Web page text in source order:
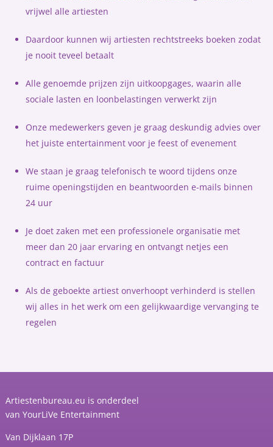
vrijwel alle artiesten
Daardoor kunnen wij artiesten rechtstreeks boeken zodat
je nooit teveel betaalt
Alle genoemde prijzen zijn uitkoopgages, waarin alle
sociale lasten en loonbelastingen verwerkt zijn
Onze medewerkers geven je graag deskundig advies over
het juiste entertainment voor je feest of evenement
We staan je graag telefonisch te woord tijdens onze
ruime openingstijden en beantwoorden e-mails binnen
24 uur
Je doet zaken met een professionele organisatie met
meer dan 20 jaar ervaring en ontvangt netjes een
contract en factuur
Als de geboekte artiest onverhoopt verhinderd is stellen
wij alles in het werk om een gelijkwaardige vervanging te
regelen
Artiestenbureau.eu is onderdeel
van YourLiVe Entertainment
Van Dijklaan 17P